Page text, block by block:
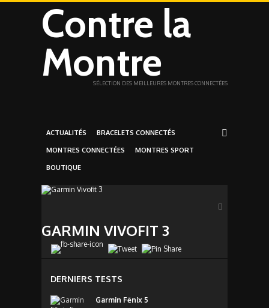
Contre la
Montre
SÉLECTION DES MEILLEURES MONTRES CONNECTÉES
ACTUALITÉS BRACELETS CONNECTÉS
MONTRES CONNECTÉES MONTRES SPORT
BOUTIQUE
GARMIN VIVOFIT 3
DERNIERS TESTS
Garmin Fēnix 5